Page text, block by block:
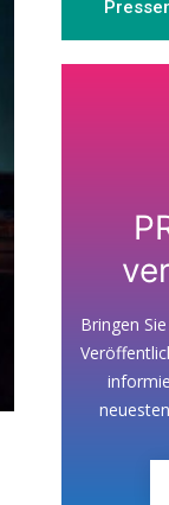
Bringen